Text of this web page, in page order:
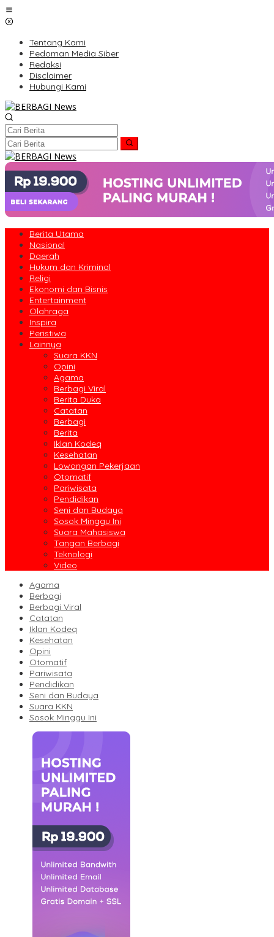
Lewati
ke
Tentang Kami
Pedoman Media Siber
Redaksi
Disclaimer
Hubungi Kami
Berita Utama
Nasional
Daerah
Hukum dan Kriminal
Religi
Ekonomi dan Bisnis
Entertainment
Olahraga
Inspira
Peristiwa
Lainnya
Suara KKN
Opini
Agama
Berbagi Viral
Berita Duka
Catatan
Berbagi
Berita
Iklan Kodeq
Kesehatan
Lowongan Pekerjaan
Otomatif
Pariwisata
Pendidikan
Seni dan Budaya
Sosok Minggu Ini
Suara Mahasiswa
Tangan Berbagi
Teknologi
Video
Agama
Berbagi
Berbagi Viral
Catatan
Iklan Kodeq
Kesehatan
Opini
Otomatif
Pariwisata
Pendidikan
Seni dan Budaya
Suara KKN
Sosok Minggu Ini